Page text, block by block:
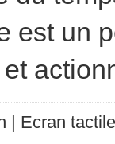
est un
| Ecran